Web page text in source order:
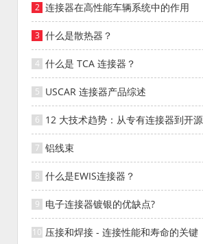
连接器在高性能车辆系统中的作用
什么是散热器？
什么是 TCA 连接器？
USCAR 连接器产品综述
12 大技术趋势：从专有连接器到开源
器的演变
铝线束
什么是EWIS连接器？
电子连接器镀银的优缺点?
压接和焊接 - 连接性能和寿命的关键